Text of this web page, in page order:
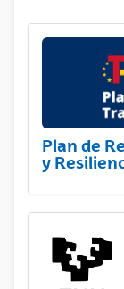
Plan de
y